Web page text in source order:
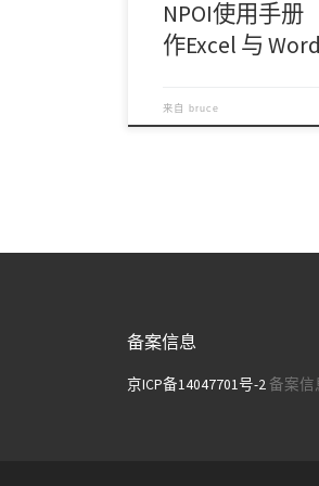
NPOI使用手册
作Excel 与
来自 bruce
备案信息
京ICP备14047701号-2备案信